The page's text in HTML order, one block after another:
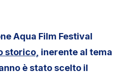
Aqua Film Festival
storico, inerente al tema
è stato scelto il